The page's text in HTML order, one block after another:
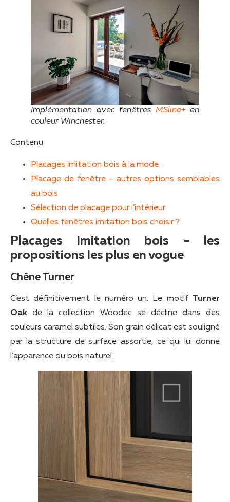
Implémentation avec fenêtres MSline+ en
couleur Winchester.
Contenu
Placages imitation bois à la mode
Placage de fenêtre – autres options semblables
au bois
Sélection de placage pour l’intérieur
Quelles fenêtres imitation bois choisir ?
Placages imitation bois – les
propositions les plus en vogue
Chêne Turner
C’est définitivement le numéro un. Le motif Turner
Oak de la collection Woodec se décline dans des
couleurs caramel subtiles. Son grain délicat est souligné
par la structure de surface assortie, ce qui lui donne
l’apparence du bois naturel.